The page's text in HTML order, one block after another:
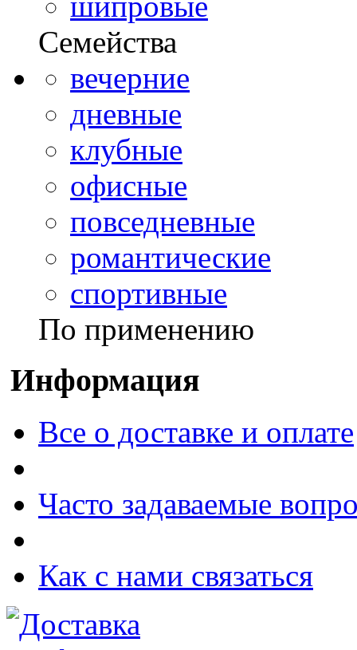
Семейства
вечерние
дневные
клубные
офисные
повседневные
романтические
спортивные
По применению
Информация
Все о доставке и оплате
Часто задаваемые
Как с нами связаться